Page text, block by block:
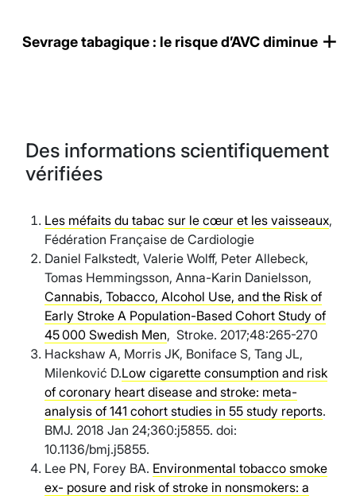
Sevrage tabagique : le risque d’AVC diminue
Des informations scientifiquement
vérifiées
Les méfaits du tabac sur le cœur et les vaisseaux,
Fédération Française de Cardiologie
Daniel Falkstedt, Valerie Wolff, Peter Allebeck,
Tomas Hemmingsson, Anna-Karin Danielsson,
Cannabis, Tobacco, Alcohol Use, and the Risk of
Early Stroke A Population-Based Cohort Study of
45 000 Swedish Men, Stroke. 2017;48:265-270
Hackshaw A, Morris JK, Boniface S, Tang JL,
Milenković D.Low cigarette consumption and risk
of coronary heart disease and stroke: meta-
analysis of 141 cohort studies in 55 study reports.
BMJ. 2018 Jan 24;360:j5855. doi:
10.1136/bmj.j5855.
Lee PN, Forey BA. Environmental tobacco smoke
ex- posure and risk of stroke in nonsmokers: a